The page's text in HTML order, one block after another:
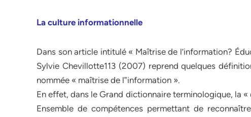
La culture informationnelle
Dans son article intitulé « Maîtrise de l’information?
Sylvie Chevillotte113 (2007) reprend quelques
nommée « maîtrise de l‟information ».
En effet, dans le Grand dictionnaire terminologique, la
Ensemble de compétences permettant de